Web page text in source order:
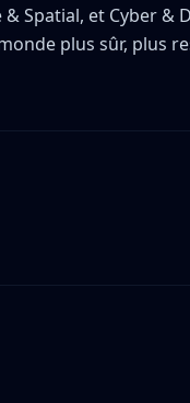
Spatial, et Cyber &
plus sûr, plus